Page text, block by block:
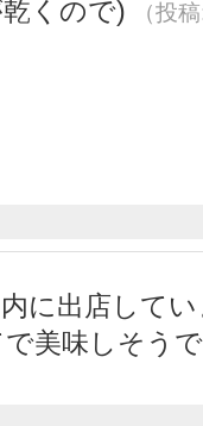
くので)
（投
に出店して
美味しそう